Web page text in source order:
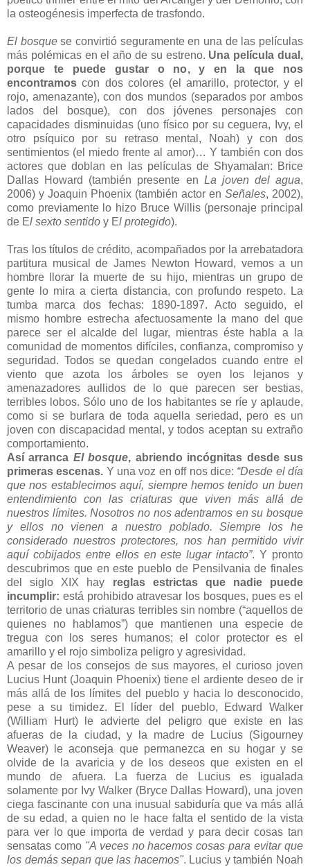
la osteogénesis imperfecta de trasfondo.
El bosquese convirtió seguramente en una de las películas
más polémicas en el año de su estreno. Una película dual,
porque te puede gustar o no, y en la que nos
encontramos con dos colores (el amarillo, protector, y el
rojo, amenazante), con dos mundos (separados por ambos
lados del bosque), con dos jóvenes personajes con
capacidades disminuidas (uno físico por su ceguera, Ivy, el
otro psíquico por su retraso mental, Noah) y con dos
sentimientos (el miedo frente al amor)… Y también con dos
actores que doblan en las películas de Shyamalan: Brice
Dallas Howard (también presente en La joven del agua,
2006) y Joaquin Phoenix (también actor en Señales, 2002),
como previamente lo hizo Bruce Willis (personaje principal
de El sexto sentido y El protegido).
Tras los títulos de crédito, acompañados por la arrebatadora
partitura musical de James Newton Howard, vemos a un
hombre llorar la muerte de su hijo, mientras un grupo de
gente lo mira a cierta distancia, con profundo respeto. La
tumba marca dos fechas: 1890-1897. Acto seguido, el
mismo hombre estrecha afectuosamente la mano del que
parece ser el alcalde del lugar, mientras éste habla a la
comunidad de momentos difíciles, confianza, compromiso y
seguridad. Todos se quedan congelados cuando entre el
viento que azota los árboles se oyen los lejanos y
amenazadores aullidos de lo que parecen ser bestias,
terribles lobos. Sólo uno de los habitantes se ríe y aplaude,
como si se burlara de toda aquella seriedad, pero es un
joven con discapacidad mental, y todos aceptan su extraño
comportamiento.
Así arranca El bosque, abriendo incógnitas desde sus
primeras escenas. Y una voz en off nos dice: “Desde el día
que nos establecimos aquí, siempre hemos tenido un buen
entendimiento con las criaturas que viven más allá de
nuestros límites. Nosotros no nos adentramos en su bosque
y ellos no vienen a nuestro poblado. Siempre los he
considerado nuestros protectores, nos han permitido vivir
aquí cobijados entre ellos en este lugar intacto”. Y pronto
descubrimos que en este pueblo de Pensilvania de finales
del siglo XIX hay reglas estrictas que nadie puede
incumplir: está prohibido atravesar los bosques, pues es el
territorio de unas criaturas terribles sin nombre (“aquellos de
quienes no hablamos”) que mantienen una especie de
tregua con los seres humanos; el color protector es el
amarillo y el rojo simboliza peligro y agresividad.
A pesar de los consejos de sus mayores, el curioso joven
Lucius Hunt (Joaquin Phoenix) tiene el ardiente deseo de ir
más allá de los límites del pueblo y hacia lo desconocido,
pese a su timidez. El líder del pueblo, Edward Walker
(William Hurt) le advierte del peligro que existe en las
afueras de la ciudad, y la madre de Lucius (Sigourney
Weaver) le aconseja que permanezca en su hogar y se
olvide de la avaricia y de los deseos que existen en el
mundo de afuera. La fuerza de Lucius es igualada
solamente por Ivy Walker (Bryce Dallas Howard), una joven
ciega fascinante con una inusual sabiduría que va más allá
de su edad, a quien no le hace falta el sentido de la vista
para ver lo que importa de verdad y para decir cosas tan
sensatas como "A veces no hacemos cosas para evitar que
los demás sepan que las hacemos". Lucius y también Noah